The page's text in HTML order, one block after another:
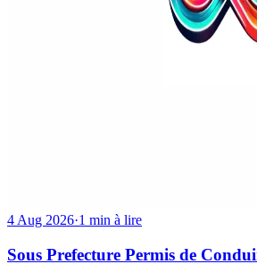
4 Aug 2026·1 min à lire
Sous Prefecture Permis de